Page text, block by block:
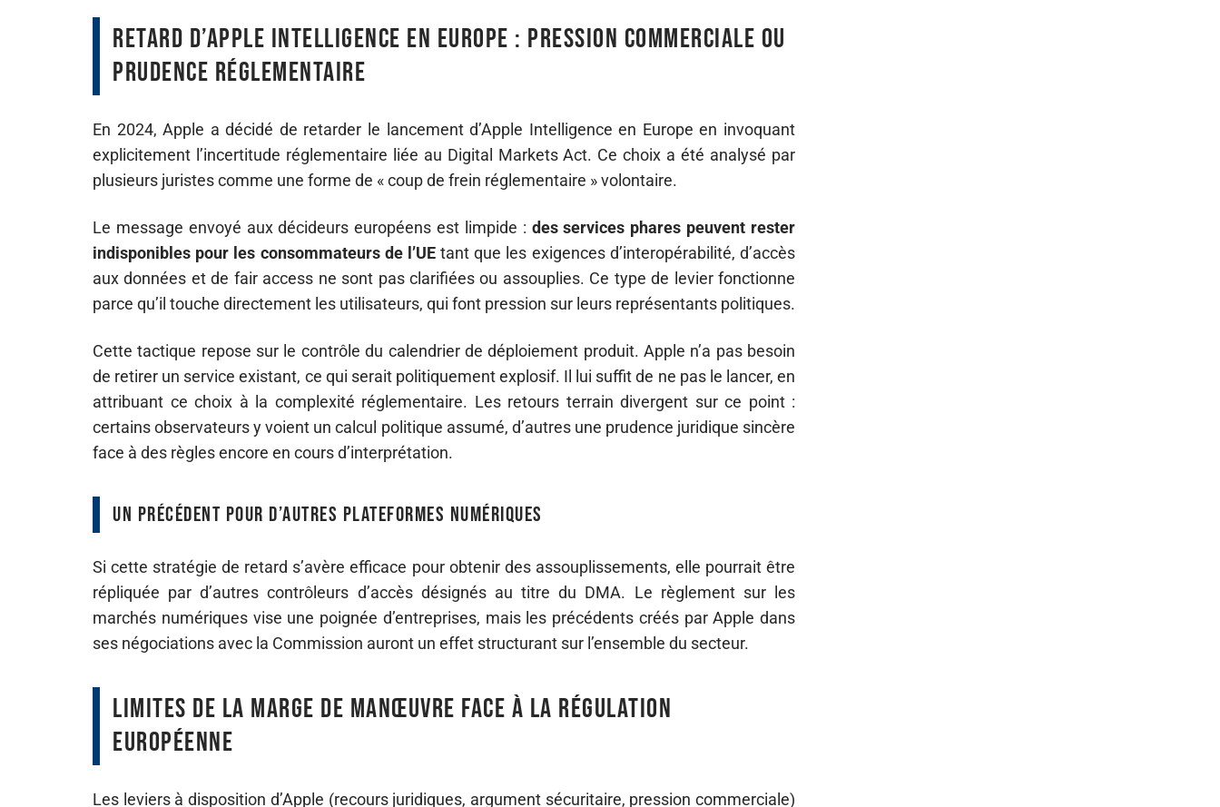
Retard d’Apple Intelligence en Europe : pression commerciale ou
prudence réglementaire
En 2024, Apple a décidé de retarder le lancement d’Apple Intelligence en Europe en invoquant
explicitement l’incertitude réglementaire liée au Digital Markets Act. Ce choix a été analysé par
plusieurs juristes comme une forme de « coup de frein réglementaire » volontaire.
Le message envoyé aux décideurs européens est limpide : des services phares peuvent rester
indisponibles pour les consommateurs de l’UEtant que les exigences d’interopérabilité, d’accès
aux données et de fair access ne sont pas clarifiées ou assouplies. Ce type de levier fonctionne
parce qu’il touche directement les utilisateurs, qui font pression sur leurs représentants politiques.
Cette tactique repose sur le contrôle du calendrier de déploiement produit. Apple n’a pas besoin
de retirer un service existant, ce qui serait politiquement explosif. Il lui suffit de ne pas le lancer, en
attribuant ce choix à la complexité réglementaire. Les retours terrain divergent sur ce point :
certains observateurs y voient un calcul politique assumé, d’autres une prudence juridique sincère
face à des règles encore en cours d’interprétation.
Un précédent pour d’autres plateformes numériques
Si cette stratégie de retard s’avère efficace pour obtenir des assouplissements, elle pourrait être
répliquée par d’autres contrôleurs d’accès désignés au titre du DMA. Le règlement sur les
marchés numériques vise une poignée d’entreprises, mais les précédents créés par Apple dans
ses négociations avec la Commission auront un effet structurant sur l’ensemble du secteur.
Limites de la marge de manœuvre face à la régulation
européenne
Les leviers à disposition d’Apple (recours juridiques, argument sécuritaire, pression commerciale)